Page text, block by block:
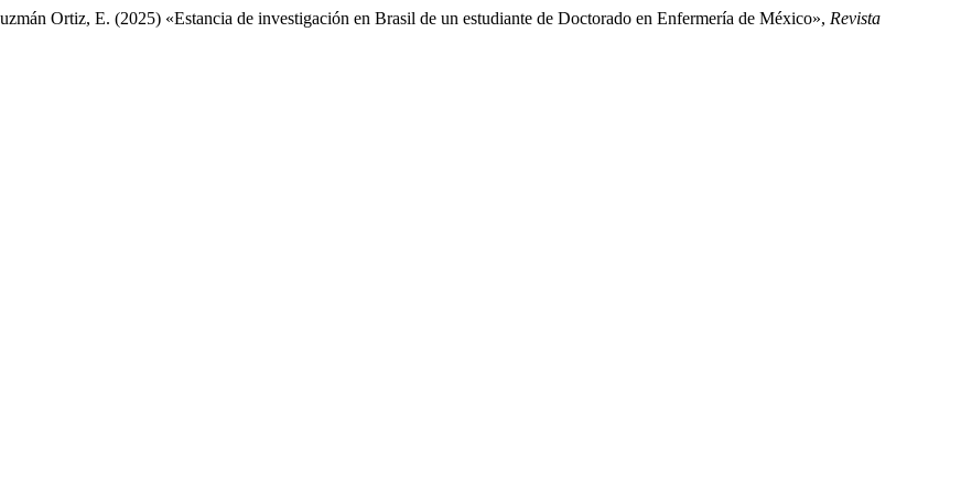
Ortiz, E. (2025) «Estancia de investigación en Brasil de un estudiante de Doctorado en Enfermería de México», Revista